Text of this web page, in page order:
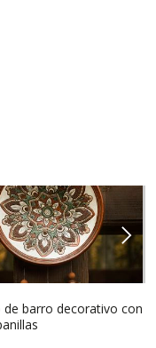
de barro decorativo con
NEXT